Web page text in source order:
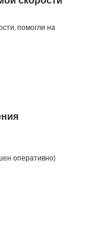
помогли на
оперативно)